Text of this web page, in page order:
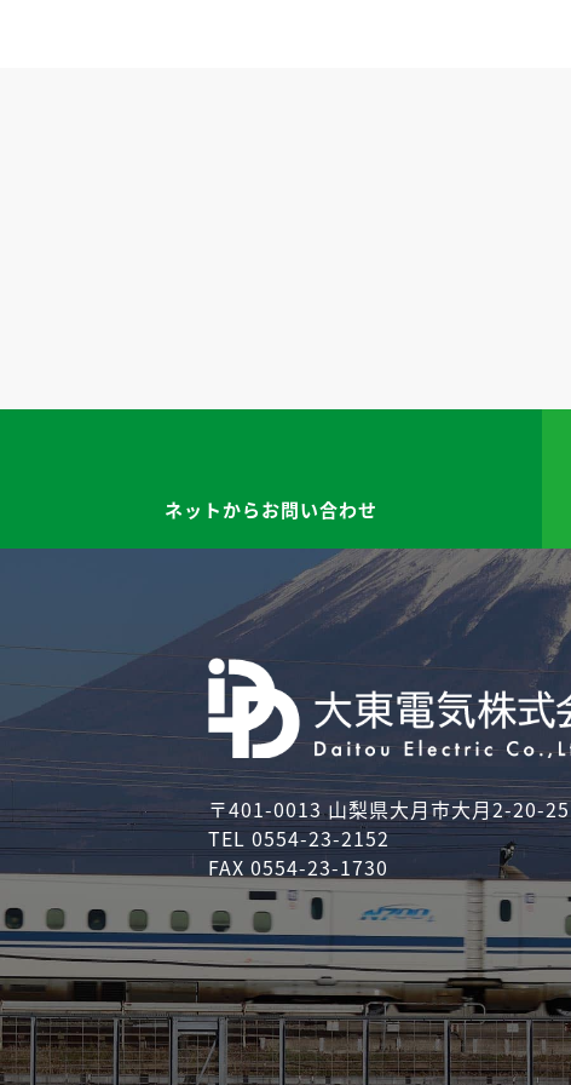
ネットからお問い合わせ
〒401-0013 山梨県大月市大月2-20-25
TEL 0554-23-2152
FAX 0554-23-1730